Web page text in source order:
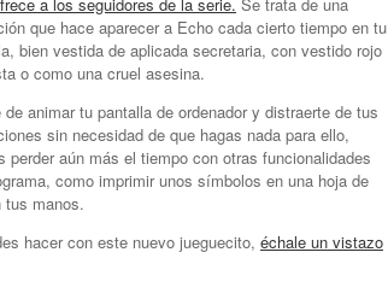
que hace aparecer a Echo cada cierto tiempo en tu
bien vestida de aplicada secretaria, con vestido rojo
o como una cruel asesina.
de animar tu pantalla de ordenador y distraerte de tus
sin necesidad de que hagas nada para ello,
perder aún más el tiempo con otras funcionalidades
como imprimir unos símbolos en una hoja de
tus manos.
hacer con este nuevo jueguecito, échale un vistazo